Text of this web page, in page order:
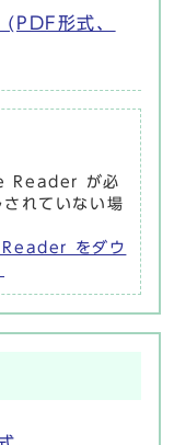
形式、
Reader が必
れていない場
をダウ